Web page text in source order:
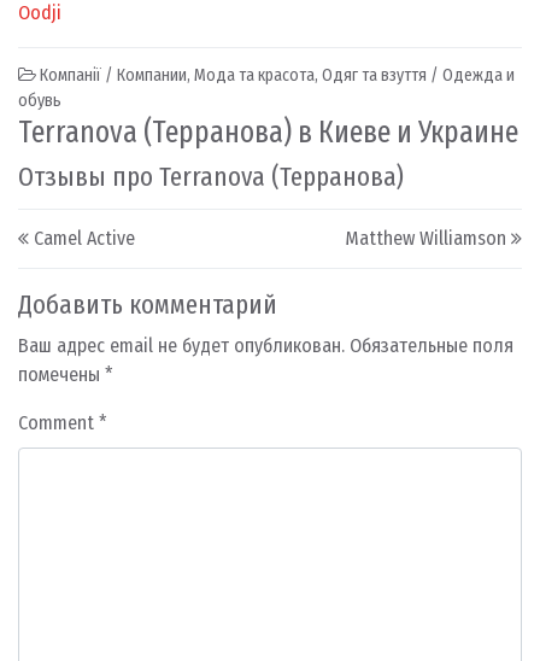
Oodji
Компанії / Компании, Мода та красота, Одяг та взуття / Одежда и
обувь
Terranova (Терранова) в Киеве и Украине
Отзывы про Terranova (Терранова)
Post navigation
Camel Active Matthew Williamson
Добавить комментарий
Ваш адрес email не будет опубликован. Обязательные поля
помечены *
Comment *